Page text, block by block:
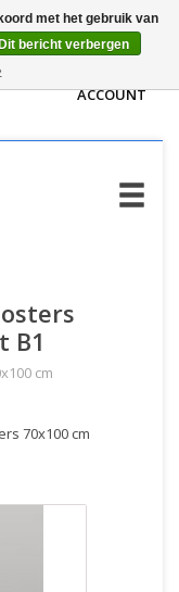
WINKELWAGEN
ACCOUNT
B1
cm
70x100 cm
met het gebruik van
Dit bericht verbergen